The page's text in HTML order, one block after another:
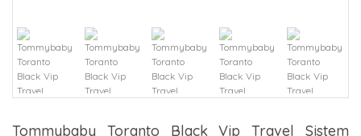
Tommybaby Toranto Black Vip Travel Sistem